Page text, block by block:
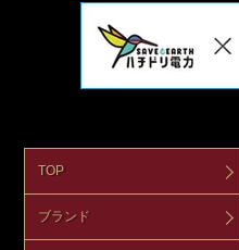
TOP
ブランド